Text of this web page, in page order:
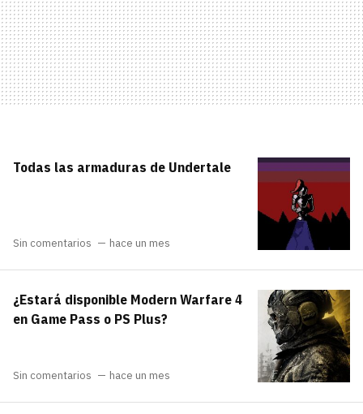
Todas las armaduras de Undertale
Sin comentarios hace un mes
¿Estará disponible Modern Warfare 4
en Game Pass o PS Plus?
Sin comentarios hace un mes